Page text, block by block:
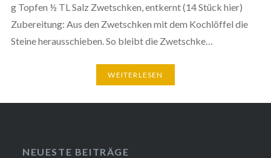
g Topfen ½ TL Salz Zwetschken, entkernt (14 Stück hier)
Zubereitung: Aus den Zwetschken mit dem Kochlöffel die
Steine herausschieben. So bleibt die Zwetschke…
WEITERLESEN
NEUESTE BEITRÄGE